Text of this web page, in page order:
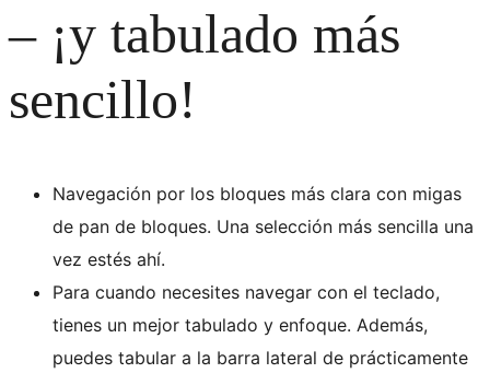
– ¡y tabulado más
sencillo!
Navegación por los bloques más clara con migas
de pan de bloques. Una selección más sencilla una
vez estés ahí.
Para cuando necesites navegar con el teclado,
tienes un mejor tabulado y enfoque. Además,
puedes tabular a la barra lateral de prácticamente